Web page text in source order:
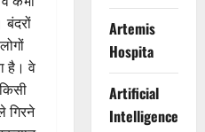
है। वे
गिरने
Artemis
Hospita
Artificial
Intelligence